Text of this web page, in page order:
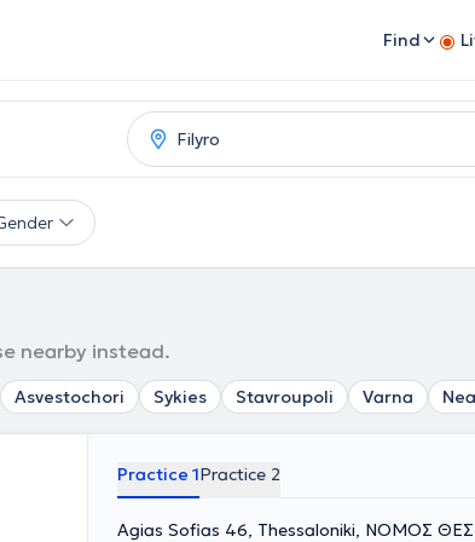
Find
nearby instead.
Asvestochori Sykies Stavroupoli Varna
Practice 1Practice 2
Agias Sofias 46, Thessaloniki, ΝΟΜΟΣ